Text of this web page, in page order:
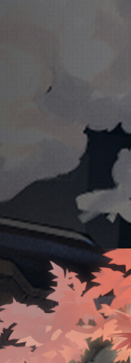
请推荐给朋友哦～(◕ω＜)☆
的悲伤是真实的，
角色介绍立绘 站立动